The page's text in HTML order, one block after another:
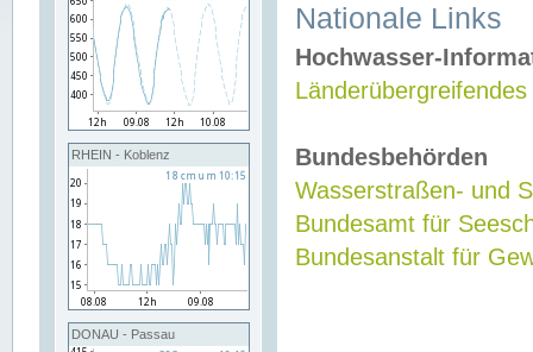
RHEIN - Koblenz
DONAU - Passau
Nationale Links
Hochwasser-
Bundesbehörden
Wasserstraßen- und
Bundesamt für
Bundesanstalt für